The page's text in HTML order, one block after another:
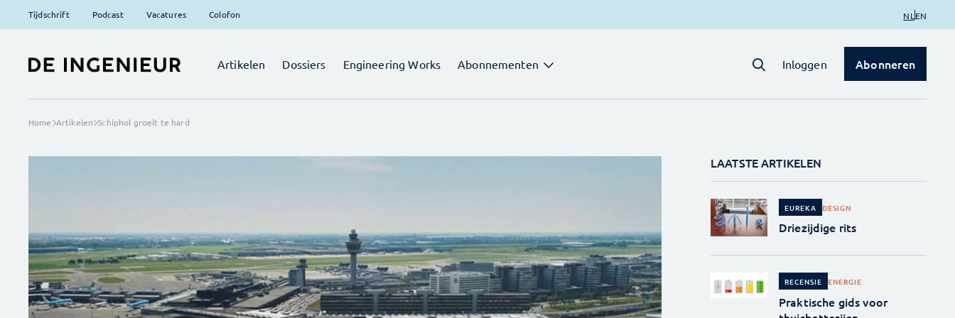
Tijdschrift Podcast Vacatures Colofon NL EN
Artikelen Dossiers Engineering Works Abonnementen Inloggen Abonneren
Home Artikelen Schiphol groeit te hard
LAATSTE ARTIKELEN
EUREKA DESIGN
Driezijdige rits
RECENSIE ENERGIE
Praktische gids voor